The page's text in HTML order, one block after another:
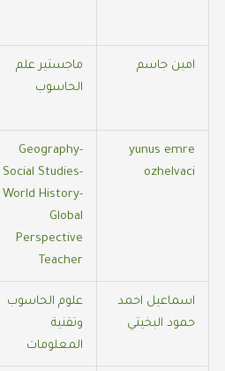
امين جاسم
ماجستير علم
الحاسوب
yunus emre
ozhelvaci
Geography-
Social Studies-
World History-
Global
Perspective
Teacher
اسماعيل احمد
حمود البخيتي
علوم الحاسوب
وتقنية
المعلومات